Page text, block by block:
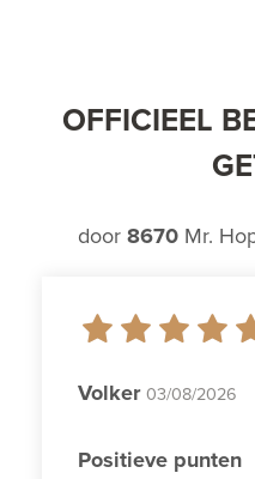
OFFICIEEL
door 8670Mr.
Volker 03/08/2026
Positieve punten